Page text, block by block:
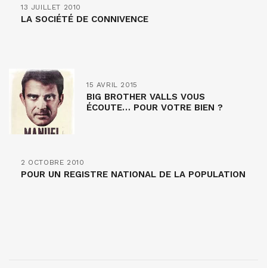
13 JUILLET 2010
LA SOCIÉTÉ DE CONNIVENCE
15 AVRIL 2015
BIG BROTHER VALLS VOUS
ÉCOUTE… POUR VOTRE BIEN ?
2 OCTOBRE 2010
POUR UN REGISTRE NATIONAL DE LA POPULATION